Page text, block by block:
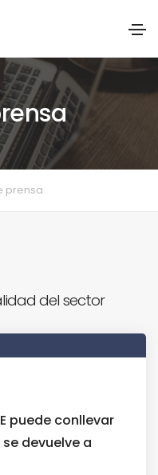
prensa
del sector
puede conllevar
devuelve a